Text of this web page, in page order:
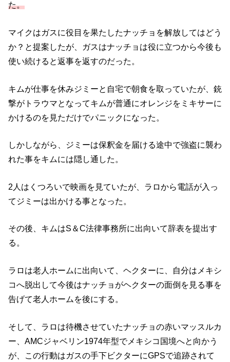
た。
マイクはガスに役目を果たしたナッチョを解放してはどう
か？と提案したが、ガスはナッチョは役に立つから今後も
使い続けると返事を返すのだった。
キムが仕事を休みジミーと自宅で朝食を取っていたが、銃
撃がトラウマとなってキムが普通にオレンジをミキサーに
かけるのを見ただけでパニックになった。
しかしながら、ジミーは保釈金を届ける途中で強盗に襲わ
れた事をキムには隠し通した。
2人はくつろいで映画を見ていたが、ラロから電話が入っ
てジミーは出かける事となった。
その後、キムはS＆C法律事務所に出向いて辞表を提出す
る。
ラロは老人ホームに出向いて、ヘクターに、自分はメキシ
コへ脱出して今後はナッチョがヘクターの面倒を見る事を
告げて老人ホームを後にする。
そして、ラロは待機させていたナッチョの赤いマッスルカ
ー、AMCジャベリン1974年型でメキシコ国境へと向かう
が、この行動はガスの手下ビクターにGPSで追跡されて